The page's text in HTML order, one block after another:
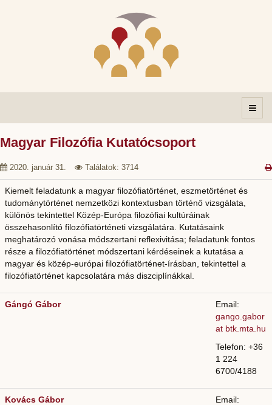
Magyar Filozófia Kutatócsoport
2020. január 31. Találatok: 3714
Kiemelt feladatunk a magyar filozófiatörténet, eszmetörténet és
tudománytörténet nemzetközi kontextusban történő vizsgálata,
különös tekintettel Közép-Európa filozófiai kultúráinak
összehasonlító filozófiatörténeti vizsgálatára. Kutatásaink
meghatározó vonása módszertani reflexivitása; feladatunk fontos
része a filozófiatörténet módszertani kérdéseinek a kutatása a
magyar és közép-európai filozófiatörténet-írásban, tekintettel a
filozófiatörténet kapcsolatára más diszciplínákkal.
Gángó Gábor
Email:
gango.gabor
at btk.mta.hu
Telefon: +36
1 224
6700/4188
Kovács Gábor
Email: